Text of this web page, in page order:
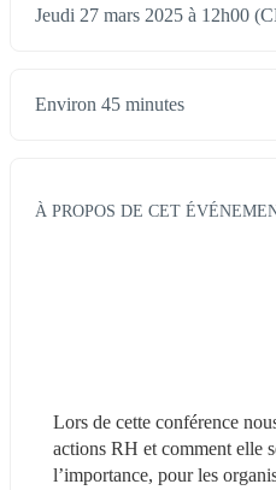
Jeudi 27 mars 2025 à 12h00
Environ 45 minutes
À PROPOS DE CET
Lors de cette conférence
actions RH et comment elle
l’importance, pour les